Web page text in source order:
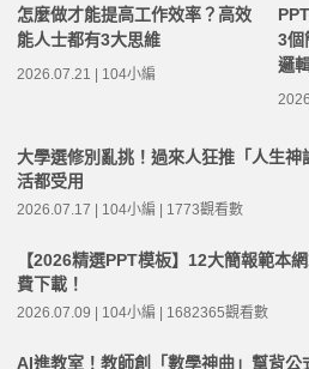
怎麼做才能提高工作效率？高效
能人士都有3大思維
2026.07.21 | 104小編
3個
邏
大學選修別亂挑！過來人狂推「人生神
活都受用
2026.07.17 | 104小編 | 1773觀看數
【2026精選PPT模板】12大簡報範本
費下載！
2026.07.09 | 104小編 | 1682365觀看數
AI進教室！教師創「數學神曲」幫背公